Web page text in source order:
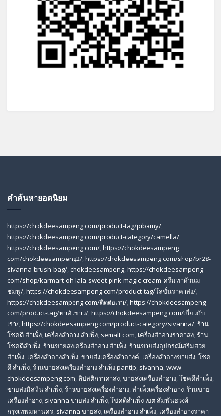
คำค้นหายอดนิยม
https://chokdeesampeng com/product-tag/pibamy/,
https://chokdeesampeng com/product-category/camella/,
https://chokdeesampeng com/, https://chokdeesampeng
com/chokdeesampeng2/, https://chokdeesampeng com/shop/br28-
sivanna-brush-bag/, chokdeesampeng, https://chokdeesampeng
com/shop/karmart-oh-lala-sweet-pink-magic-cream-ครีมทาหัวนม
ชมพู/, https://chokdeesampeng com/product-tag/โลชั่นราคาส่ง/,
https://chokdeesampeng com/ติดต่อเรา/, https://chokdeesampeng
com/product-tag/ทาตัวขาว/, https://chokdeesampeng com/เกี่ยวกับ
เรา/, https://chokdeesampeng com/product-category/sivanna/, ร้าน
โชคดี สําเพ็ง, เครื่องสำอาง สำเพ็ง, semalt com, เครื่องสำอางราคาส่ง, ร้าน
โชคดีสำเพ็ง, ร้านขายส่งเครื่องสําอาง สําเพ็ง, ร้านขายส่งอุปกรณ์เสริมสวย
สําเพ็ง, เครื่องสำอางสำเพ็ง, ขายส่งเครื่องสำอางค์, เครื่องสำอางขายส่ง, โชค
ดี สําเพ็ง, ร้านขายส่งเครื่องสําอาง สําเพ็ง pantip, sivanna, www
chokdeesampeng com, ลิปสติกราคาส่ง, ขายส่งเครื่องสำอาง, โชคดีสำเพ็ง,
ขายส่งมิสทีน สําเพ็ง, ร้านขายส่งเครื่องสำอาง, สําเพ็งเครื่องสําอาง, ร้านขาย
เครื่องสำอาง, sivanna ขายส่ง สําเพ็ง, โชคดีสำเพ็ง เขต สัมพันธวงศ์
กรุงเทพมหานคร, sivanna ขายส่ง, เครื่องสําอาง สําเพ็ง, เครื่องสําอางราคา